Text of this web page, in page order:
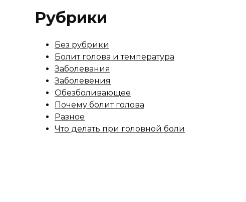
Рубрики
Без рубрики
Болит голова и температура
Заболевания
Заболевения
Обезболивающее
Почему болит голова
Разное
Что делать при головной боли